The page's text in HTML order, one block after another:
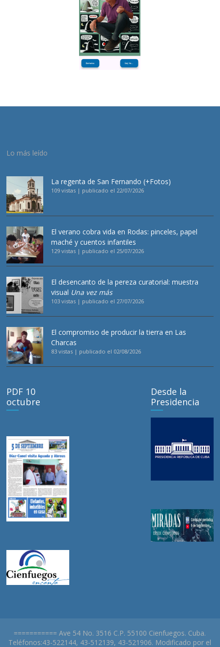
Lo más leído
La regenta de San Fernando (+Fotos)
109 vistas | publicado el 22/07/2026
El verano cobra vida en Rodas: pinceles, papel
maché y cuentos infantiles
129 vistas | publicado el 25/07/2026
El desencanto de la pereza curatorial: muestra
visual Una vez más
103 vistas | publicado el 27/07/2026
El compromiso de producir la tierra en Las
Charcas
83 vistas | publicado el 02/08/2026
PDF 10
octubre
Desde la
Presidencia
=========== Ave 54 No. 3516 C.P. 55100 Cienfuegos. Cuba.
Teléfonos:43-522144, 43-512139, 43-521906. Modificado por el